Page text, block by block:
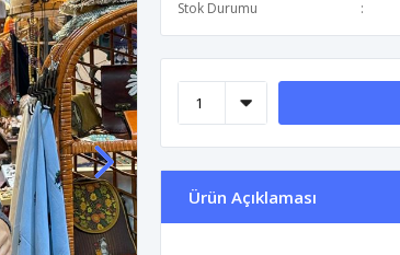
Stok Durumu
Ürün Açıklaması